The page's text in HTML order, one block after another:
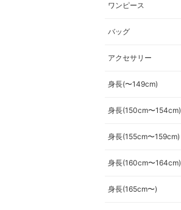
ワンピース
バッグ
アクセサリー
身長(〜149cm)
身長(150cm〜154cm)
身長(155cm〜159cm)
身長(160cm〜164cm)
身長(165cm〜)